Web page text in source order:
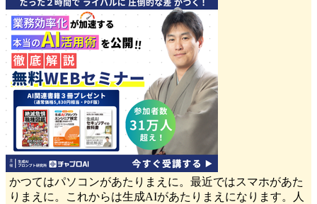
かつてはパソコンがあたりまえに。最近ではスマホがあた
りまえに。これからは生成AIがあたりまえになります。人